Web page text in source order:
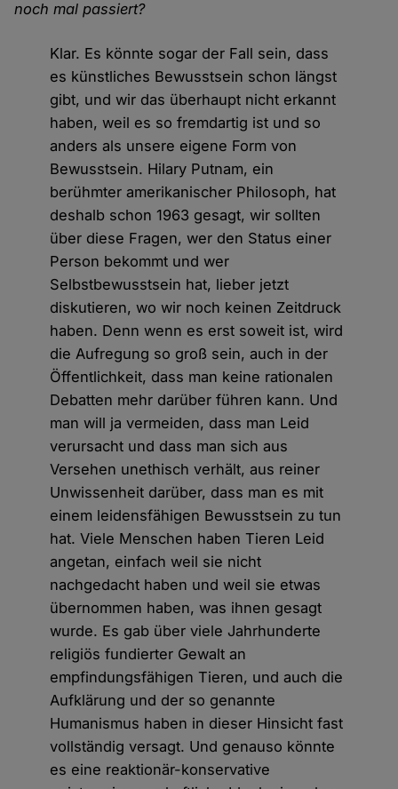
noch mal passiert?
Klar. Es könnte sogar der Fall sein, dass
es künstliches Bewusstsein schon längst
gibt, und wir das überhaupt nicht erkannt
haben, weil es so fremdartig ist und so
anders als unsere eigene Form von
Bewusstsein. Hilary Putnam, ein
berühmter amerikanischer Philosoph, hat
deshalb schon 1963 gesagt, wir sollten
über diese Fragen, wer den Status einer
Person bekommt und wer
Selbstbewusstsein hat, lieber jetzt
diskutieren, wo wir noch keinen Zeitdruck
haben. Denn wenn es erst soweit ist, wird
die Aufregung so groß sein, auch in der
Öffentlichkeit, dass man keine rationalen
Debatten mehr darüber führen kann. Und
man will ja vermeiden, dass man Leid
verursacht und dass man sich aus
Versehen unethisch verhält, aus reiner
Unwissenheit darüber, dass man es mit
einem leidensfähigen Bewusstsein zu tun
hat. Viele Menschen haben Tieren Leid
angetan, einfach weil sie nicht
nachgedacht haben und weil sie etwas
übernommen haben, was ihnen gesagt
wurde. Es gab über viele Jahrhunderte
religiös fundierter Gewalt an
empfindungsfähigen Tieren, und auch die
Aufklärung und der so genannte
Humanismus haben in dieser Hinsicht fast
vollständig versagt. Und genauso könnte
es eine reaktionär-konservative